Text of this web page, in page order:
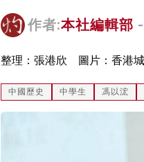
作者:本社編輯部
整理：張港欣 圖片：香港
中國歷史 中學生 馮以浤